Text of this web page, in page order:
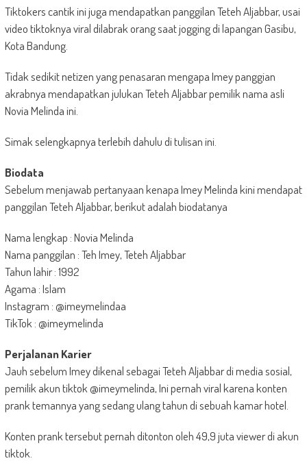
Tiktokers cantik ini juga mendapatkan panggilan Teteh Aljabbar, usai
video tiktoknya viral dilabrak orang saat jogging di lapangan Gasibu,
Kota Bandung.
Tidak sedikit netizen yang penasaran mengapa Imey panggian
akrabnya mendapatkan julukan Teteh Aljabbar pemilik nama asli
Novia Melinda ini.
Simak selengkapnya terlebih dahulu di tulisan ini.
Biodata
Sebelum menjawab pertanyaan kenapa Imey Melinda kini mendapat
panggilan Teteh Aljabbar, berikut adalah biodatanya
Nama lengkap : Novia Melinda
Nama panggilan : Teh Imey, Teteh Aljabbar
Tahun lahir : 1992
Agama : Islam
Instagram : @imeymelindaa
TikTok : @imeymelinda
Perjalanan Karier
Jauh sebelum Imey dikenal sebagai Teteh Aljabbar di media sosial,
pemilik akun tiktok @imeymelinda, Ini pernah viral karena konten
prank temannya yang sedang ulang tahun di sebuah kamar hotel.
Konten prank tersebut pernah ditonton oleh 49,9 juta viewer di akun
tiktok.